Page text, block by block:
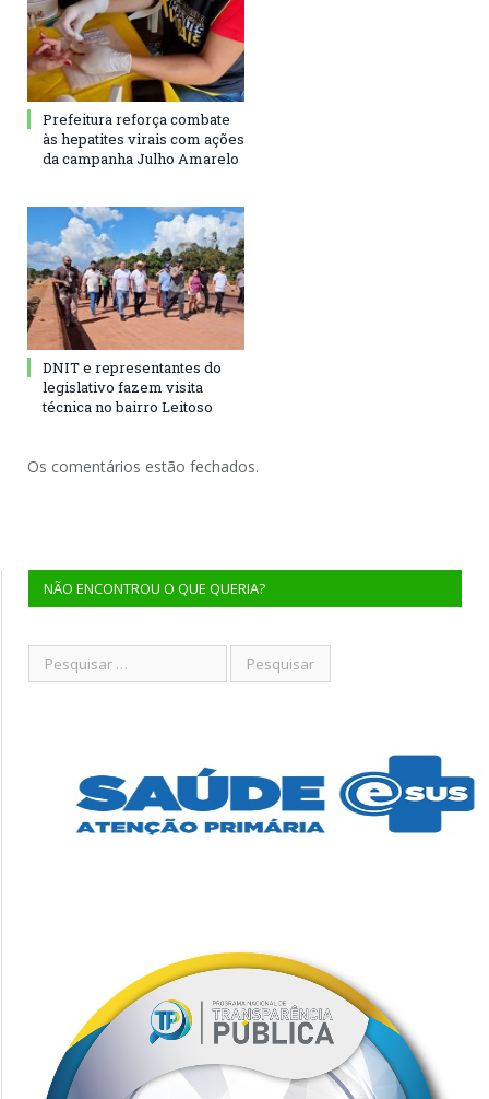
Prefeitura reforça combate
às hepatites virais com ações
da campanha Julho Amarelo
DNIT e representantes do
legislativo fazem visita
técnica no bairro Leitoso
Os comentários estão fechados.
NÃO ENCONTROU O QUE QUERIA?